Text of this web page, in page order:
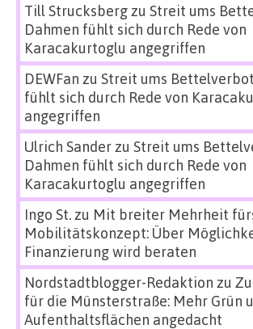
Till Strucksbergzu Streit ums
Dahmen fühlt sich durch Rede von
Karacakurtoglu angegriffen
DEWFan zu Streit ums
fühlt sich durch Rede von
angegriffen
Ulrich Sanderzu Streit ums
Dahmen fühlt sich durch Rede von
Karacakurtoglu angegriffen
Ingo St.zu Mit breiter Mehrheit
Mobilitätskonzept: Über
Finanzierung wird beraten
Nordstadtblogger-Redaktion zu
für die Münsterstraße: Mehr Grün
Aufenthaltsflächen angedacht